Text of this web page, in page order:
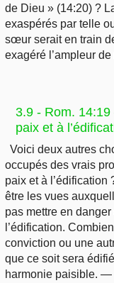
de Dieu » (14:20) ?
exaspérés par telle
sœur serait en train
exagéré l’ampleur
3.9 - Rom.
paix et à
Voici deux autres
occupés des vrais
paix et à
être les vues
pas mettre en
l’édification.
conviction ou une
que ce soit sera
harmonie paisible. —